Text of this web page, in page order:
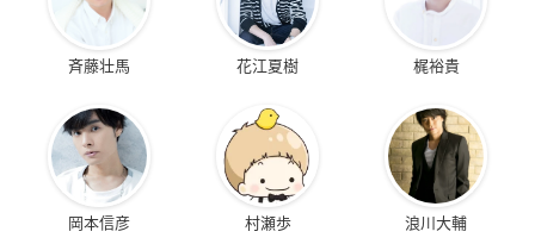
斉藤壮馬 花江夏樹 梶裕貴
岡本信彦 村瀬歩 浪川大輔